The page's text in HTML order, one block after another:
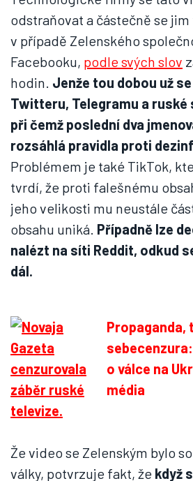
odstraňovat a částečně se
v případě Zelenského
Facebooku, podle svých slov
hodin. Jenže tou dobou už
Twitteru, Telegramu a ruské
při čemž poslední dva
rozsáhlá pravidla proti
Problémem je také TikTok,
tvrdí, že proti falešnému
jeho velikosti mu neustále
obsahu uniká. Případně lze
nalézt na síti Reddit, odkud
dál.
Propaganda,
o válce na
média
Že video se Zelenským bylo
války, potvrzuje fakt, že když